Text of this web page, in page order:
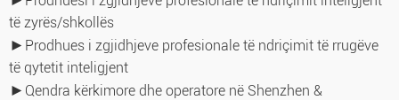
të zyrës/shkollës
► Prodhues i zgjidhjeve profesionale të ndriçimit të rrugëve
të qytetit inteligjent
► Qendra kërkimore dhe operatore në Shenzhen &